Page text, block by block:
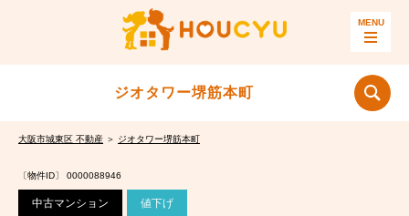
ジオタワー堺筋本町
大阪市城東区 不動産 ＞ ジオタワー堺筋本町
〔物件ID〕 0000088946
中古マンション 値下げ